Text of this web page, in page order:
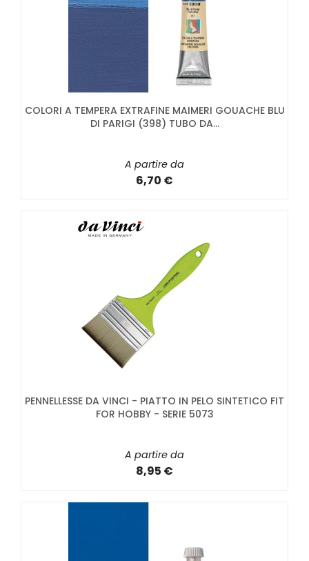
COLORI A TEMPERA EXTRAFINE MAIMERI GOUACHE BLU
DI PARIGI (398) TUBO DA...
A partire da
6,70 €
PENNELLESSE DA VINCI - PIATTO IN PELO SINTETICO FIT
FOR HOBBY - SERIE 5073
A partire da
8,95 €